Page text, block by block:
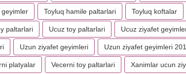
geyimler Toyluq hamile paltarlari Toyluq koftalar
paltarlari Ucuz toy paltarlari Ucuz ziyafet
Uzun ziyafet geyimleri Uzun ziyafet geyimleri
platyalar Vecerni toy paltarlari Xanimlar ucun